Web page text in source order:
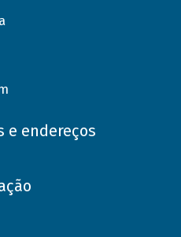
e endereços